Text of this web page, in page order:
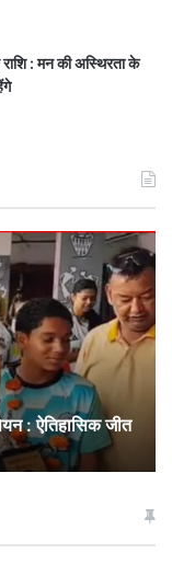
: मन की अस्थिरता के
: ऐतिहासिक जीत